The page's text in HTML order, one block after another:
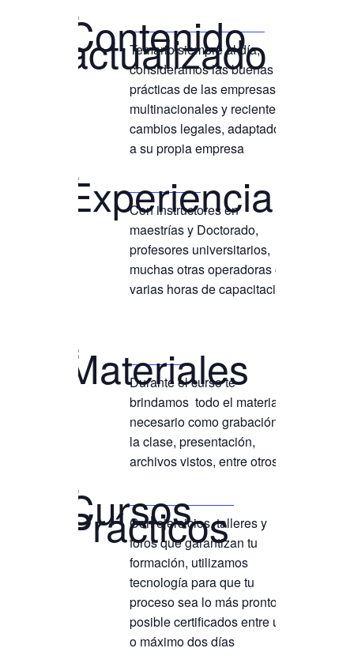
Contenido actualizado
Temario siempre al día,
consideramos las buenas
prácticas de las empresas
multinacionales y recientes
cambios legales, adaptados
a su propia empresa
Experiencia
Con instructores en
maestrías y Doctorado,
profesores universitarios, y
muchas otras operadoras con
varias horas de capacitación
Materiales
Durante el curso te
brindamos todo el material
necesario como grabación de
la clase, presentación,
archivos vistos, entre otros
Con ejercicios, talleres y
foros que garantizan tu
formación, utilizamos
tecnología para que tu
proceso sea lo más pronto
posible certificados entre uno
o máximo dos días